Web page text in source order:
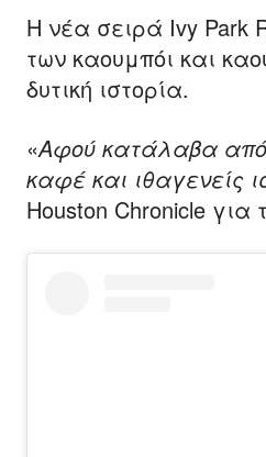
Η νέα σειρά Ivy Park
των καουμπόι και
δυτική ιστορία.
«Αφού κατάλαβα από
καφέ και ιθαγενείς
Houston Chronicle για